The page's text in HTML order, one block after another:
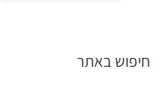
חיפוש באתר